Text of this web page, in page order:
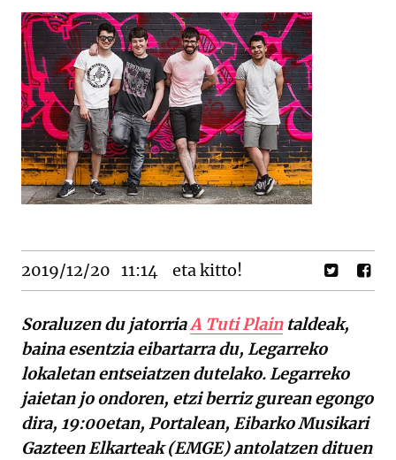
2019/12/20 11:14 eta kitto!
Soraluzen du jatorriaA Tuti Plaintaldeak,
baina esentzia eibartarra du, Legarreko
lokaletan entseiatzen dutelako. Legarreko
jaietan jo ondoren, etzi berriz gurean egongo
dira, 19:00etan, Portalean, Eibarko Musikari
Gazteen Elkarteak (EMGE) antolatzen dituen